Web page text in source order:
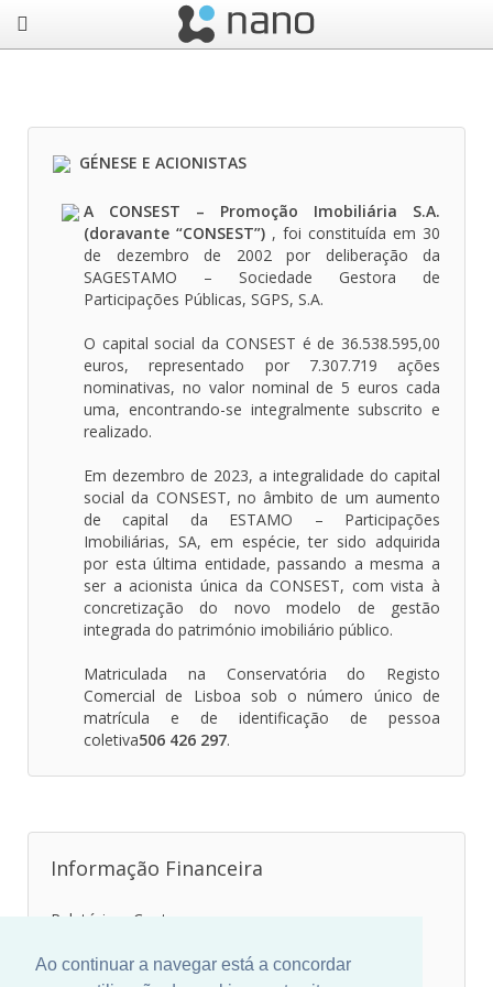
Ao continuar a navegar está a concordar
GÉNESE E ACIONISTAS
A CONSEST – Promoção Imobiliária S.A.
(doravante “CONSEST”) , foi constituída em 30
de dezembro de 2002 por deliberação da
SAGESTAMO – Sociedade Gestora de
Participações Públicas, SGPS, S.A.
O capital social da CONSEST é de 36.538.595,00
euros, representado por 7.307.719 ações
nominativas, no valor nominal de 5 euros cada
uma, encontrando-se integralmente subscrito e
realizado.
Em dezembro de 2023, a integralidade do capital
social da CONSEST, no âmbito de um aumento
de capital da ESTAMO – Participações
Imobiliárias, SA, em espécie, ter sido adquirida
por esta última entidade, passando a mesma a
ser a acionista única da CONSEST, com vista à
concretização do novo modelo de gestão
integrada do património imobiliário público.
Matriculada na Conservatória do Registo
Comercial de Lisboa sob o número único de
matrícula e de identificação de pessoa
coletiva506 426 297.
Informação Financeira
Relatório e Contas
Planos de Atividades e Orçamento